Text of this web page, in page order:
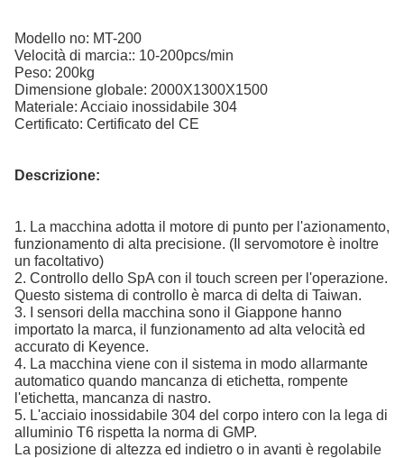
Modello no: MT-200
Velocità di marcia:: 10-200pcs/min
Peso: 200kg
Dimensione globale: 2000X1300X1500
Materiale: Acciaio inossidabile 304
Certificato: Certificato del CE
Descrizione:
1. La macchina adotta il motore di punto per l'azionamento,
funzionamento di alta precisione. (Il servomotore è inoltre
un facoltativo)
2. Controllo dello SpA con il touch screen per l'operazione.
Questo sistema di controllo è marca di delta di Taiwan.
3. I sensori della macchina sono il Giappone hanno
importato la marca, il funzionamento ad alta velocità ed
accurato di Keyence.
4. La macchina viene con il sistema in modo allarmante
automatico quando mancanza di etichetta, rompente
l'etichetta, mancanza di nastro.
5. L'acciaio inossidabile 304 del corpo intero con la lega di
alluminio T6 rispetta la norma di GMP.
La posizione di altezza ed indietro o in avanti è regolabile